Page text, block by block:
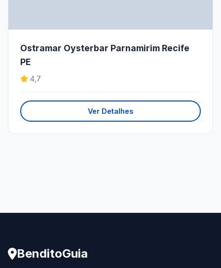
Ostramar Oysterbar Parnamirim Recife
PE
4,7
Ver Detalhes
BenditoGuia